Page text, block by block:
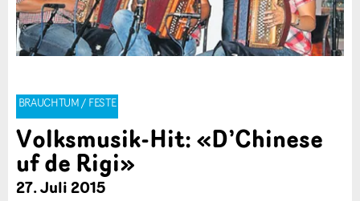
BRAUCHTUM / FESTE
Volksmusik-Hit: «D’Chinese
uf de Rigi»
27. Juli 2015